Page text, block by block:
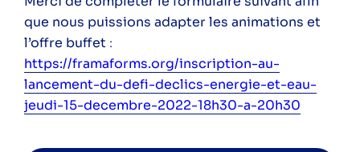
que nous puissions adapter les animations et
l’offre buffet :
https://framaforms.org/inscription-au-
lancement-du-defi-declics-energie-et-eau-
jeudi-15-decembre-2022-18h30-a-20h30